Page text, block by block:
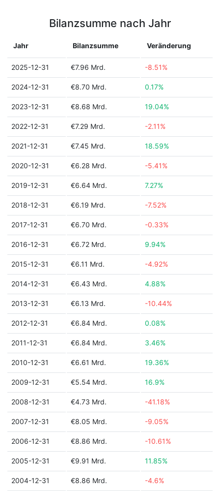
Bilanzsumme nach Jahr
Jahr Bilanzsumme Veränderung
2025-12-31 €7.96 Mrd. -8.51%
2024-12-31 €8.70 Mrd. 0.17%
2023-12-31 €8.68 Mrd. 19.04%
2022-12-31 €7.29 Mrd. -2.11%
2021-12-31 €7.45 Mrd. 18.59%
2020-12-31 €6.28 Mrd. -5.41%
2019-12-31 €6.64 Mrd. 7.27%
2018-12-31 €6.19 Mrd. -7.52%
2017-12-31 €6.70 Mrd. -0.33%
2016-12-31 €6.72 Mrd. 9.94%
2015-12-31 €6.11 Mrd. -4.92%
2014-12-31 €6.43 Mrd. 4.88%
2013-12-31 €6.13 Mrd. -10.44%
2012-12-31 €6.84 Mrd. 0.08%
2011-12-31 €6.84 Mrd. 3.46%
2010-12-31 €6.61 Mrd. 19.36%
2009-12-31 €5.54 Mrd. 16.9%
2008-12-31 €4.73 Mrd. -41.18%
2007-12-31 €8.05 Mrd. -9.05%
2006-12-31 €8.86 Mrd. -10.61%
2005-12-31 €9.91 Mrd. 11.85%
2004-12-31 €8.86 Mrd. -4.6%